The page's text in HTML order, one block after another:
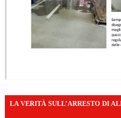
LA VERITÀ SULL’ARRESTO DI